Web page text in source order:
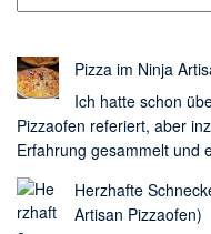
Pizza im Ninja
Ich hatte schon
Pizzaofen referiert, aber
Erfahrung gesammelt und
Herzhafte
Artisan Pizzaofen)